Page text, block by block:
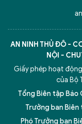
AN NINH THỦ ĐÔ -
NỘI -
Giấy phép hoạt động
của Bộ
Tổng Biên tập Báo
Trưởng ban Biên
Phó Trưởng ban